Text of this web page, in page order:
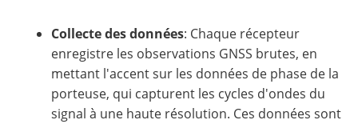
Collecte des données: Chaque récepteur
enregistre les observations GNSS brutes, en
mettant l'accent sur les données de phase de la
porteuse, qui capturent les cycles d'ondes du
signal à une haute résolution. Ces données sont